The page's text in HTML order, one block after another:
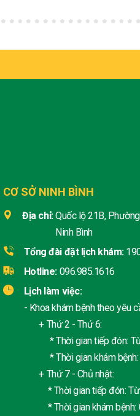
CƠ SỞ NINH BÌNH
Địa chỉ:Quốc lộ 21B,
Ninh Bình
Tổng đài đặt lịch khám:
Hotline: 096.985.1616
Lịch làm việc:
- Khoa khám bệnh theo yêu
+ Thứ 2 - Thứ 6:
* Thời gian tiếp đón: Từ
* Thời gian khám bệnh:
+ Thứ 7 - Chủ nhật:
* Thời gian tiếp đón: Từ
* Thời gian khám bệnh: